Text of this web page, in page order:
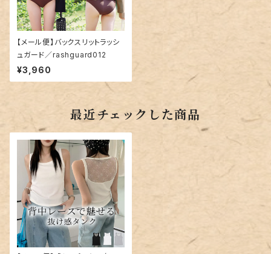
【メール便】バックスリットラッシ
ュガード／rashguard012
¥3,960
最近チェックした商品